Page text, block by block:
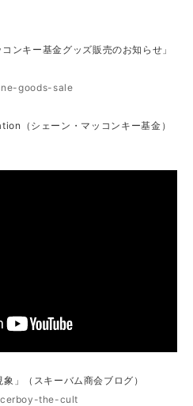
ンキー基金グッズ販売のお知らせ」
goods-sale
（シェーン・マッコンキー基金）
」（スキーバム商会ブログ）
the-cult